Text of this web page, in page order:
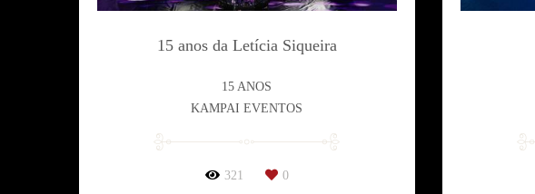
15 anos da Letícia Siqueira
15 ANOS
KAMPAI EVENTOS
321 0